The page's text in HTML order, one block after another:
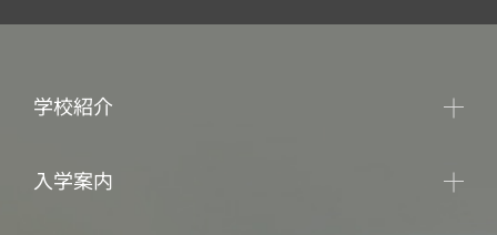
学校紹介
入学案内